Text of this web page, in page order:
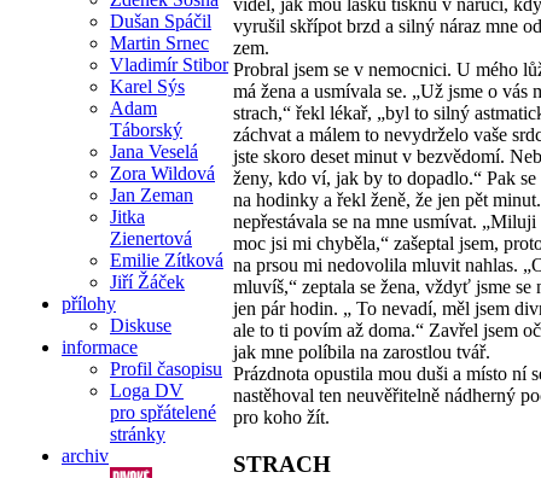
Dušan Spáčil
Martin Srnec
Vladimír Stibor
Karel Sýs
Adam
Táborský
Jana Veselá
Zora Wildová
Jan Zeman
Jitka
Zienertová
Emilie Zítková
Jiří Žáček
přílohy
Diskuse
informace
Profil časopisu
Loga DV
pro spřátelené
stránky
archiv
viděl, jak mou lásku tisknu v náručí,
vyrušil skřípot brzd a silný náraz mne
zem.
Probral jsem se v nemocnici. U mého
má žena a usmívala se. „Už jsme o vás
strach,“ řekl lékař, „byl to silný
záchvat a málem to nevydrželo vaše
jste skoro deset minut v bezvědomí.
ženy, kdo ví, jak by to dopadlo.“ Pak
na hodinky a řekl ženě, že jen pět
nepřestávala se na mne usmívat. „Miluji
moc jsi mi chyběla,“ zašeptal jsem,
na prsou mi nedovolila mluvit nahlas.
mluvíš,“ zeptala se žena, vždyť jsme se
jen pár hodin. „ To nevadí, měl jsem
ale to ti povím až doma.“ Zavřel jsem
jak mne políbila na zarostlou tvář.
Prázdnota opustila mou duši a místo ní
nastěhoval ten neuvěřitelně nádherný
pro koho žít.
STRACH